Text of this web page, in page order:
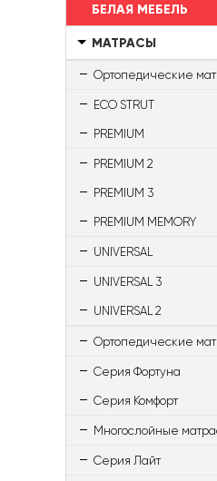
БЕЛАЯ МЕБЕЛЬ
МАТРАСЫ
Ортопедические
ECO STRUT
PREMIUM
PREMIUM 2
PREMIUM 3
PREMIUM MEMORY
UNIVERSAL
UNIVERSAL 3
UNIVERSAL 2
Ортопедические
Серия Фортуна
Серия Комфорт
Многослойные
Серия Лайт